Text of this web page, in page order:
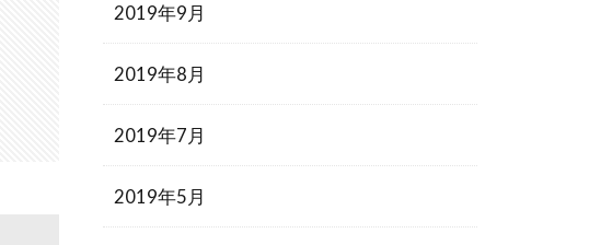
2019年9月
2019年8月
2019年7月
2019年5月